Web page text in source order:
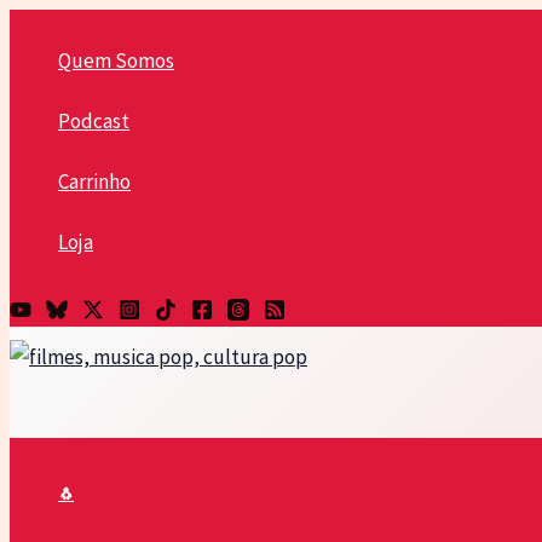
conteúdo
Quem Somos
Podcast
Carrinho
Loja
🐧